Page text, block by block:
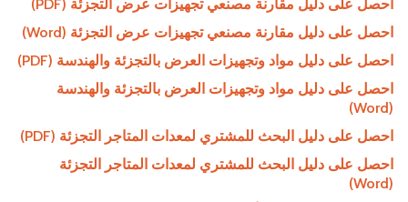
احصل على دليل مقارنة مصنعي تجهيزات عرض التجزئة (PDF)
احصل على دليل مقارنة مصنعي تجهيزات عرض التجزئة (Word)
احصل على دليل مواد وتجهيزات العرض بالتجزئة والهندسة (PDF)
احصل على دليل مواد وتجهيزات العرض بالتجزئة والهندسة
(Word)
احصل على دليل البحث للمشتري لمعدات المتاجر التجزئة (PDF)
احصل على دليل البحث للمشتري لمعدات المتاجر التجزئة
(Word)